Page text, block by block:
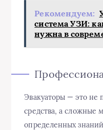
Рекомендуем:
система УЗИ:
нужна в
Эвакуаторы — это не
средства, а сложные
определенных